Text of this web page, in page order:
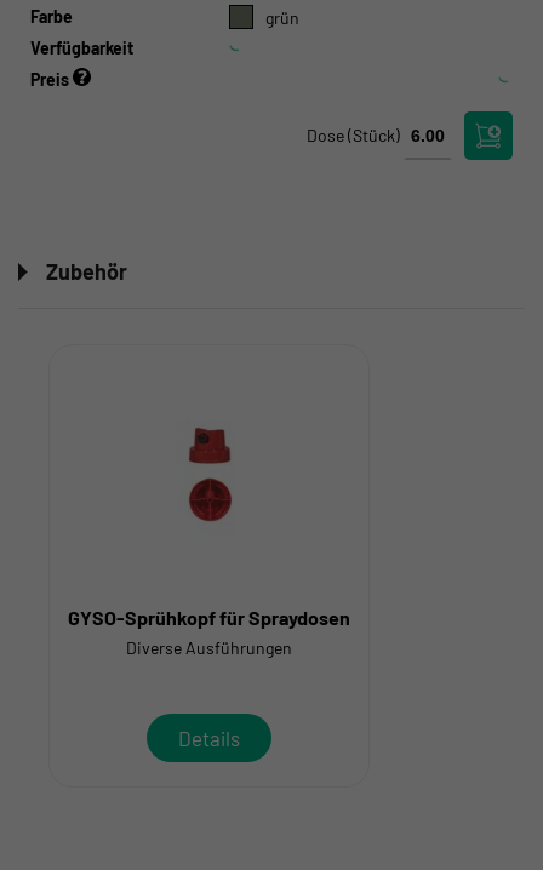
Farbe
grün
Verfügbarkeit
Preis
Dose(Stück)
Zubehör
GYSO-Sprühkopf für Spraydosen
Diverse Ausführungen
Details